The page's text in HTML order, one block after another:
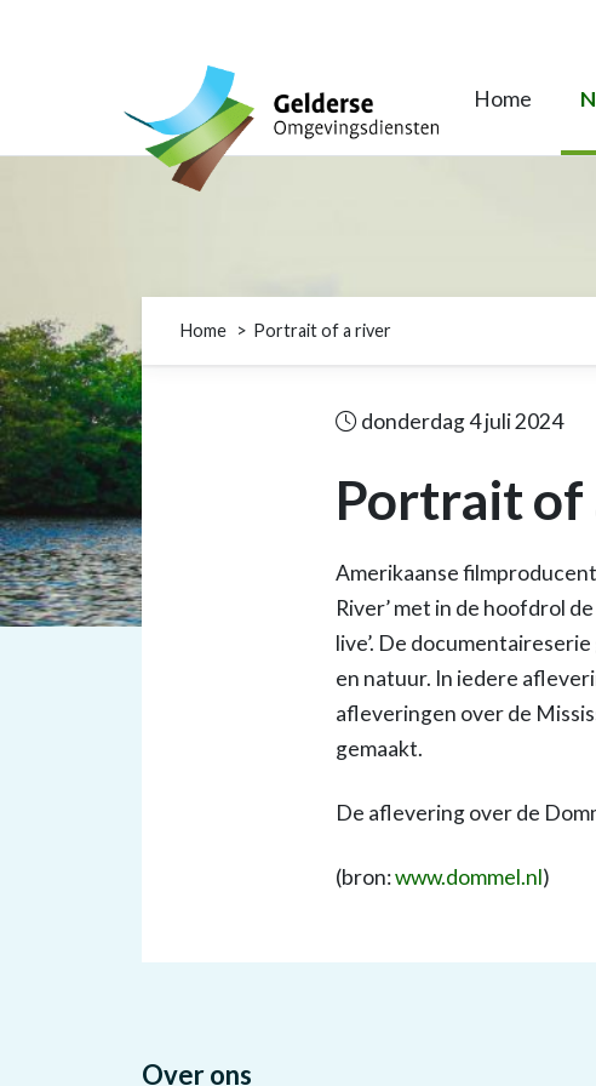
Gelderse Omgevingsdiensten
Home
Home Portrait of a river
donderdag 4 juli 2024
Portrait of
Amerikaanse
River’ met in de hoofdrol
live’. De
en natuur. In iedere
afleveringen over de
gemaakt.
De aflevering over de
(bron:www.dommel.nl)
Over ons